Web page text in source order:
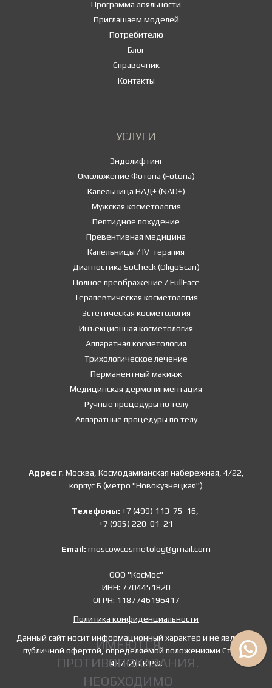
Программа лояльности
Приглашаем моделей
Потребителю
Блог
Справочник
Контакты
УСЛУГИ
Эндолифтинг
Омоложение Фотона (Fotona)
Капельница НАД+ (NAD+)
Мужская косметология
Пептидное похудение
Превентивная медицина
Капельницы / IV-терапия
Диагностика SoCheck (OligoScan)
Полное преображение / FullFace
Терапевтическая косметология
Эстетическая косметология
Инъекционная косметология
Аппаратная косметология
Трихологическое лечение
Перманентный макияж
Медицинская дермопигментация
Ручные процедуры по телу
Аппаратные процедуры по телу
Адрес: г. Москва, Космодамианская набережная, 4/22,
корпус Б (метро "Новокузнецкая")
Телефоны: +7 (499) 113-75-16,
+7 (985) 220-01-21
Email: moscowcosmetolog@gmail.com
ООО "КосМос"
ИНН: 7704451820
ОГРН: 1187746196417
Политика конфиденциальности
Данный сайт носит информационный характер и не является
публичной офертой, определяемой положениями Статьи
437 (2) ГК РФ.
ИМЕЮТСЯ
ПРОТИВОПОКАЗАНИЯ.
НЕОБХОДИМО